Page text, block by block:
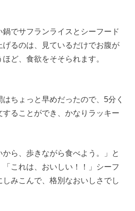
鍋でサフランライスとシーフード
るのは、見ているだけでお腹が
ど、食欲をそそられます。
ちょっと早めだったので、5分く
することができ、かなりラッキー
から、歩きながら食べよう。」と
これは、おいしい！！」シーフ
みこんで、格別なおいしさでし